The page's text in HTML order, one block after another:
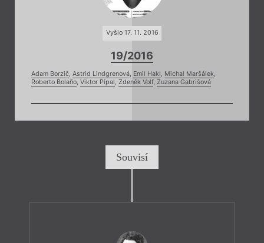
Vyšlo 17. 11. 2016
19/2016
Adam Borzič, Astrid Lindgrenová, Emil Hakl, Michal Maršálek,
Roberto Bolaño, Viktor Pípal, Zdeněk Volf, Zuzana Gabrišová
Souvisí